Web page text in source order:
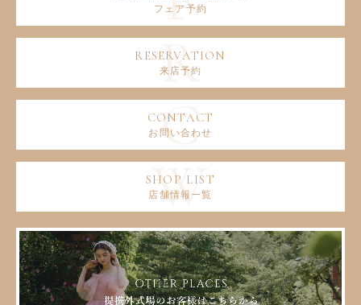
フェア予約
来店予約
お問い合わせ
店舗情報一覧